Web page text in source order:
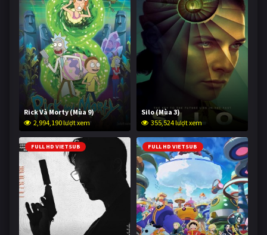
Rick Và Morty (Mùa 9)
2,994,190 lượt xem
Silo (Mùa 3)
355,524 lượt xem
FULL HD VIETSUB FULL HD VIETSUB